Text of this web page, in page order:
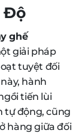
Độ
ghế
giải pháp
tuyệt đối
hành
tiến lùi
tự động, cũng
hàng giữa đối